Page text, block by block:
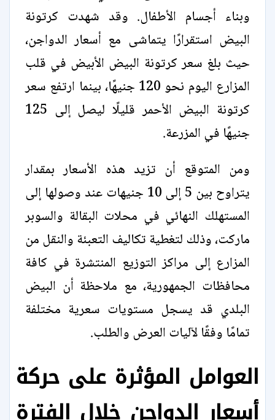
وبناء أجسام الأطفال. وقد شهدت كرتونة
البيض استقرارًا يتماشى مع أسعار الدواجن،
حيث بلغ سعر كرتونة البيض الأبيض في قلب
المزارع اليوم نحو 120 جنيهًا، بينما ارتفع سعر
كرتونة البيض الأحمر قليلًا ليصل إلى 125
جنيهًا في المزرعة.
ومن المتوقع أن تزيد هذه الأسعار بمقدار
يتراوح بين 5 إلى 10 جنيهات عند وصولها إلى
المستهلك النهائي في محلات البقالة والسوبر
ماركت، وذلك لتغطية تكاليف التعبئة والنقل من
المزارع إلى مراكز التوزيع المنتشرة في كافة
محافظات الجمهورية، مع ملاحظة أن البيض
البلدي قد يسجل مستويات سعرية مختلفة
تمامًا وفقًا لآليات العرض والطلب.
العوامل المؤثرة على حركة